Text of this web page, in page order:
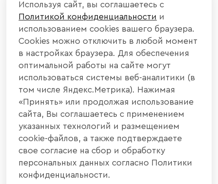
Используя сайт, вы соглашаетесь с
Политикой конфиденциальности и
использованием cookies вашего браузера.
Cookies можно отключить в любой момент
в настройках браузера. Для обеспечения
оптимальной работы на сайте могут
использоваться системы веб-аналитики (в
том числе Яндекс.Метрика). Нажимая
«Принять» или продолжая использование
сайта, Вы соглашаетесь с применением
указанных технологий и размещением
cookie-файлов, а также подтверждаете
свое согласие на сбор и обработку
персональных данных согласно Политики
конфиденциальности.